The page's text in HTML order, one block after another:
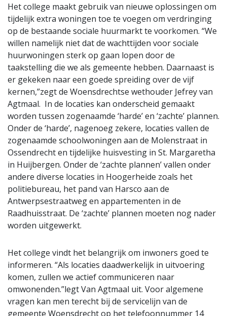
Het college maakt gebruik van nieuwe oplossingen om
tijdelijk extra woningen toe te voegen om verdringing
op de bestaande sociale huurmarkt te voorkomen. “We
willen namelijk niet dat de wachttijden voor sociale
huurwoningen sterk op gaan lopen door de
taakstelling die we als gemeente hebben. Daarnaast is
er gekeken naar een goede spreiding over de vijf
kernen,”zegt de Woensdrechtse wethouder Jefrey van
Agtmaal. In de locaties kan onderscheid gemaakt
worden tussen zogenaamde ‘harde’ en ‘zachte’ plannen.
Onder de ‘harde’, nagenoeg zekere, locaties vallen de
zogenaamde schoolwoningen aan de Molenstraat in
Ossendrecht en tijdelijke huisvesting in St. Margaretha
in Huijbergen. Onder de ‘zachte plannen’ vallen onder
andere diverse locaties in Hoogerheide zoals het
politiebureau, het pand van Harsco aan de
Antwerpsestraatweg en appartementen in de
Raadhuisstraat. De ‘zachte’ plannen moeten nog nader
worden uitgewerkt.
Het college vindt het belangrijk om inwoners goed te
informeren. “Als locaties daadwerkelijk in uitvoering
komen, zullen we actief communiceren naar
omwonenden.”legt Van Agtmaal uit. Voor algemene
vragen kan men terecht bij de servicelijn van de
gemeente Woensdrecht op het telefoonnummer 14